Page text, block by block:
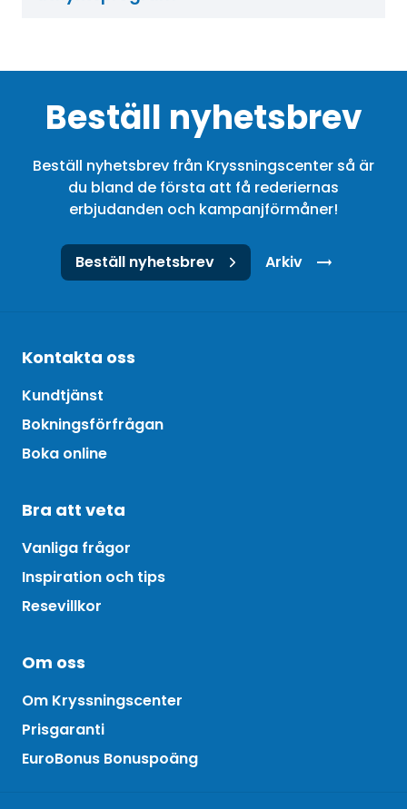
Beställ nyhetsbrev
Beställ nyhetsbrev från Kryssningscenter så är
du bland de första att få rederiernas
erbjudanden och kampanjförmåner!
Beställ nyhetsbrev Arkiv
Kontakta oss
Kundtjänst
Bokningsförfrågan
Boka online
Bra att veta
Vanliga frågor
Inspiration och tips
Resevillkor
Om oss
Om Kryssningscenter
Prisgaranti
EuroBonus Bonuspoäng